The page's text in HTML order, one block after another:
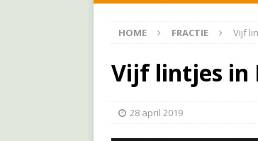
HOME FRACTIE Vijf
Vijf lintjes in
28 april 2019